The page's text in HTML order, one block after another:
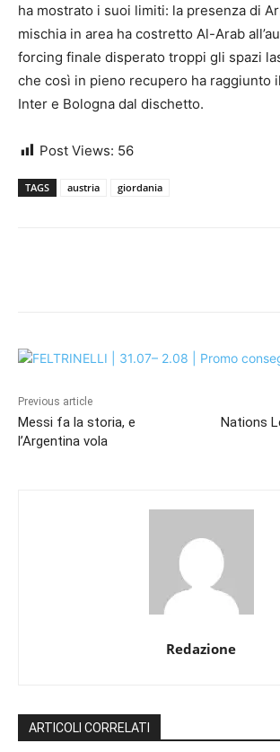
ha mostrato i suoi limiti: la presenza di
mischia in area ha costretto Al-Arab
forcing finale disperato troppi gli spazi
che così in pieno recupero ha raggiunto
Inter e Bologna dal dischetto.
Post Views: 56
TAGS austria giordania
Previous article
Messi fa la storia, e
l’Argentina vola
Nations
Redazione
ARTICOLI CORRELATI